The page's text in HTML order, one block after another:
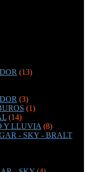
(13)
(3)
(1)
(14)
Y LLUVIA (8)
- SKY - BRALT